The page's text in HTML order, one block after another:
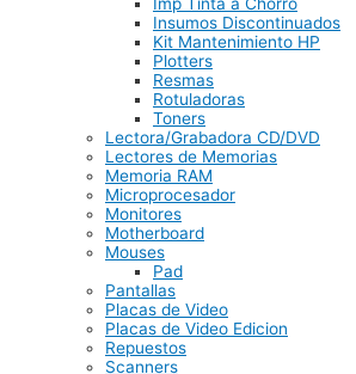
Imp Tinta a Chorro
Insumos Discontinuados
Kit Mantenimiento HP
Plotters
Resmas
Rotuladoras
Toners
Lectora/Grabadora CD/DVD
Lectores de Memorias
Memoria RAM
Microprocesador
Monitores
Motherboard
Mouses
Pad
Pantallas
Placas de Video
Placas de Video Edicion
Repuestos
Scanners